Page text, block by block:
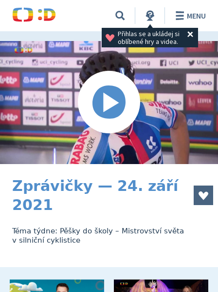
Přihlas se a ukládej si
oblíbené hry a videa.
MENU
Zprávičky — 24. září
2021
Téma týdne: Pěšky do školy – Mistrovství světa
v silniční cyklistice